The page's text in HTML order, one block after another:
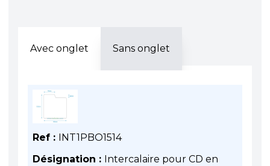
Avec onglet Sans onglet
Ref :
INT1PBO1514
Désignation : Intercalaire pour CD en